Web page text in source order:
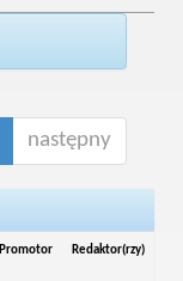
następny
Promotor Redaktor(rzy)